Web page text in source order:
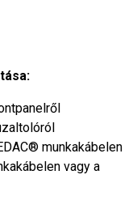
munkakábelen
vagy a